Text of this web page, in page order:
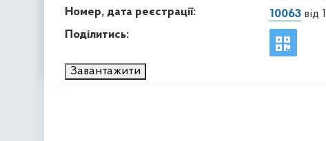
Номер, дата реєстрації:
10063від
Поділитись:
Завантажити